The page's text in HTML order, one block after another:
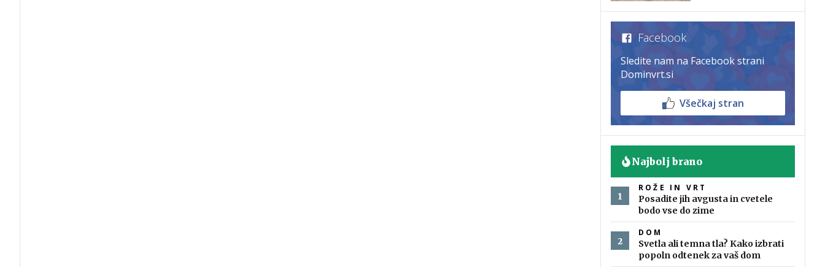
Facebook
Sledite nam na Facebook strani
Dominvrt.si
Všečkaj stran
Najbolj brano
ROŽE IN VRT
Posadite jih avgusta in cvetele
bodo vse do zime
DOM
Svetla ali temna tla? Kako izbrati
popoln odtenek za vaš dom